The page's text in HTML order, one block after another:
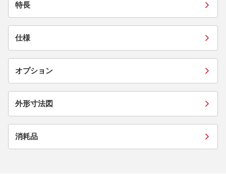
特長
仕様
オプション
外形寸法図
消耗品